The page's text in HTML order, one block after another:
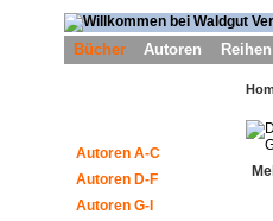
Bücher Autoren Reihen
Autoren A-C
Autoren D-F
Autoren G-I